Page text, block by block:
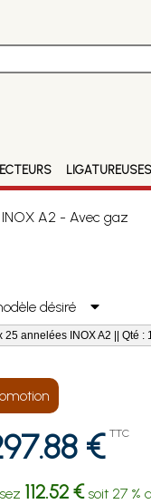
A2 - Avec gaz
désiré
25 annelées INOX A2 || Qté :
€ TTC
112.52 €soit 27 %